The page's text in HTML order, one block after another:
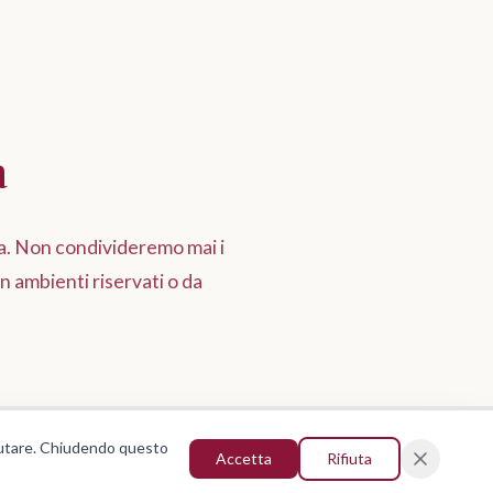
Non condivideremo mai i
ambienti riservati o da
Chiudendo questo
Accetta Rifiuta